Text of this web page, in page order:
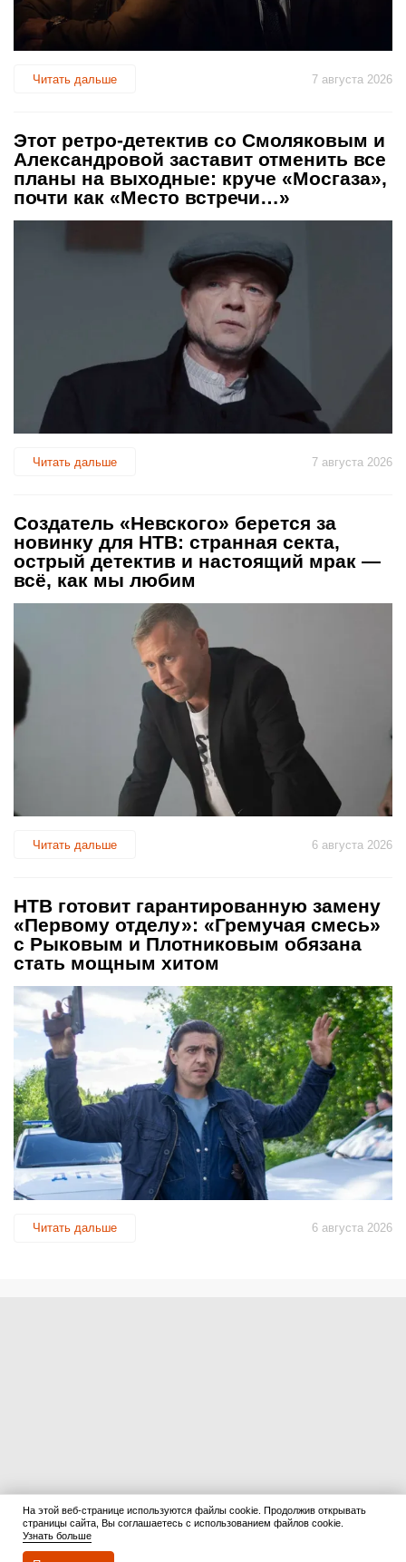
Читать дальше 7 августа 2026
Этот ретро-детектив со Смоляковым и
Александровой заставит отменить все
планы на выходные: круче «Мосгаза»,
почти как «Место встречи…»
Читать дальше 7 августа 2026
Создатель «Невского» берется за
новинку для НТВ: странная секта,
острый детектив и настоящий мрак —
всё, как мы любим
Читать дальше 6 августа 2026
НТВ готовит гарантированную замену
«Первому отделу»: «Гремучая смесь»
с Рыковым и Плотниковым обязана
стать мощным хитом
Читать дальше 6 августа 2026
На этой веб-странице используются файлы cookie. Продолжив открывать
страницы сайта, Вы соглашаетесь с использованием файлов cookie.
Узнать больше